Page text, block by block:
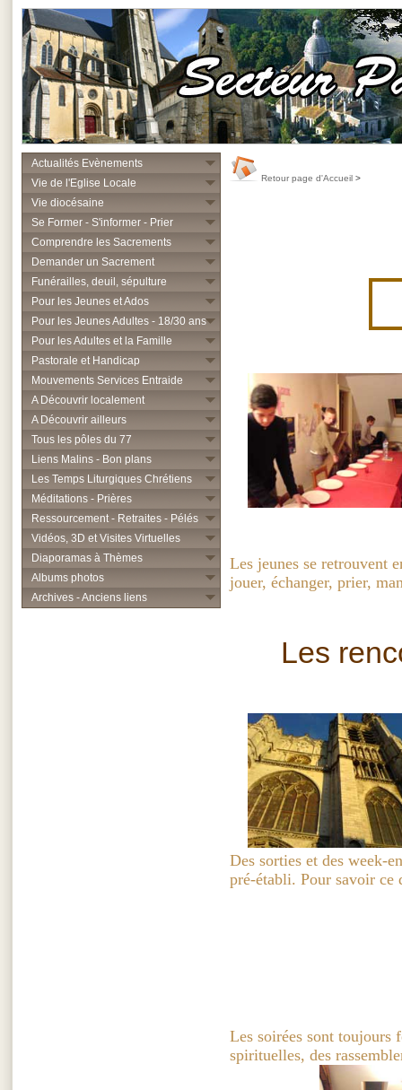
Actualités Evènements
Vie de l'Eglise Locale
Vie diocésaine
Se Former - S'informer - Prier
Comprendre les Sacrements
Demander un Sacrement
Funérailles, deuil, sépulture
Pour les Jeunes et Ados
Pour les Jeunes Adultes - 18/30 ans
Pour les Adultes et la Famille
Pastorale et Handicap
Mouvements Services Entraide
A Découvrir localement
A Découvrir ailleurs
Tous les pôles du 77
Liens Malins - Bon plans
Les Temps Liturgiques Chrétiens
Méditations - Prières
Ressourcement - Retraites - Pélés
Vidéos, 3D et Visites Virtuelles
Diaporamas à Thèmes
Albums photos
Archives - Anciens liens
Retour page d'Accueil >
Les jeunes se retrouvent
jouer, échanger, prier,
Les
Des sorties et des week-
pré-établi. Pour savoir ce
Les soirées sont toujours
spirituelles, des